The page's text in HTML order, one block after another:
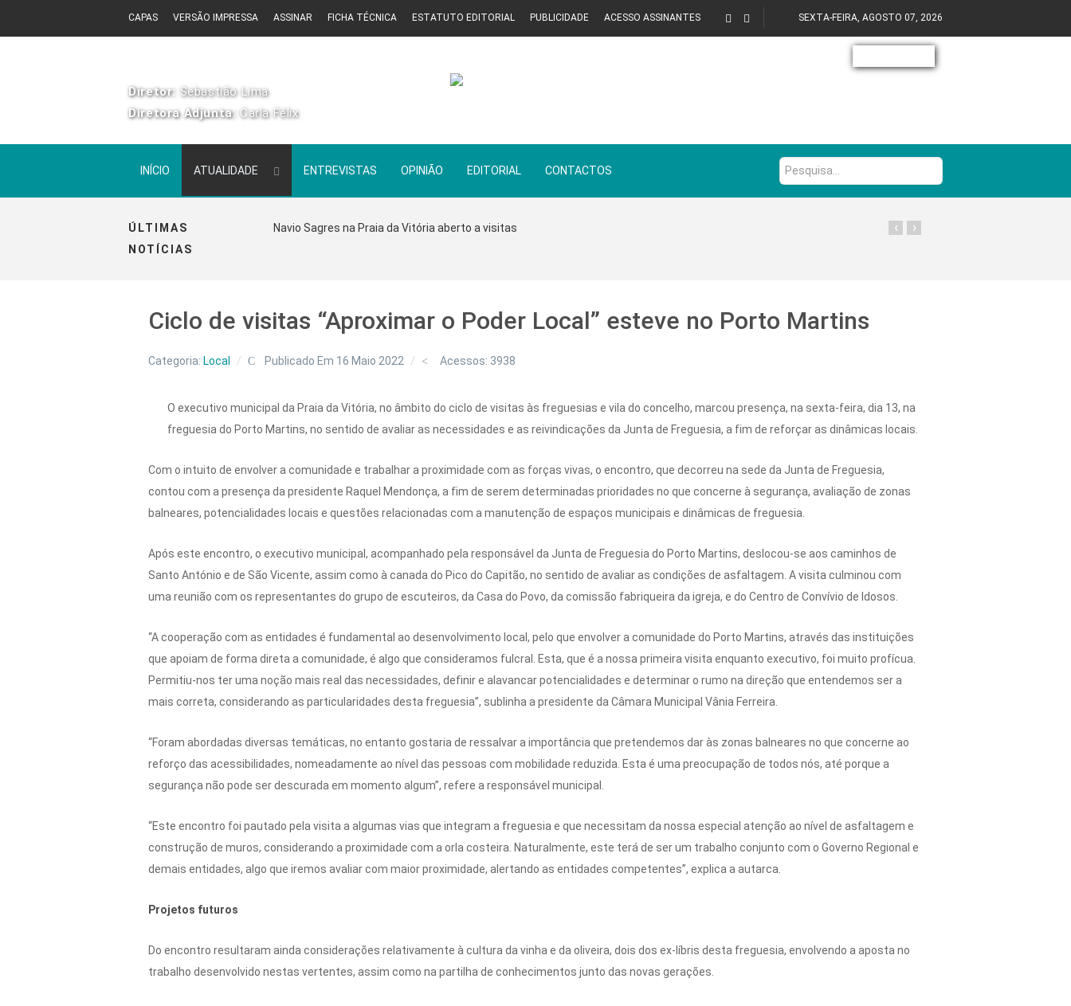
CAPAS VERSÃO IMPRESSA ASSINAR FICHA TÉCNICA ESTATUTO EDITORIAL PUBLICIDADE ACESSO ASSINANTES SEXTA-FEIRA, AGOSTO 07, 2026
Diretor: Sebastião Lima
Diretora Adjunta:Carla Félix
INÍCIO ATUALIDADE ENTREVISTAS OPINIÃO EDITORIAL CONTACTOS Pesquisa...
ÚLTIMAS
NOTÍCIAS
Navio Sagres na Praia da Vitória aberto a visitas ›
‹
Ciclo de visitas “Aproximar o Poder Local” esteve no Porto Martins
Categoria: Local Publicado Em 16 Maio 2022 Acessos: 3938
O executivo municipal da Praia da Vitória, no âmbito do ciclo de visitas às freguesias e vila do concelho, marcou presença, na sexta-feira, dia 13, na
freguesia do Porto Martins, no sentido de avaliar as necessidades e as reivindicações da Junta de Freguesia, a fim de reforçar as dinâmicas locais.
Com o intuito de envolver a comunidade e trabalhar a proximidade com as forças vivas, o encontro, que decorreu na sede da Junta de Freguesia,
contou com a presença da presidente Raquel Mendonça, a fim de serem determinadas prioridades no que concerne à segurança, avaliação de zonas
balneares, potencialidades locais e questões relacionadas com a manutenção de espaços municipais e dinâmicas de freguesia.
Após este encontro, o executivo municipal, acompanhado pela responsável da Junta de Freguesia do Porto Martins, deslocou-se aos caminhos de
Santo António e de São Vicente, assim como à canada do Pico do Capitão, no sentido de avaliar as condições de asfaltagem. A visita culminou com
uma reunião com os representantes do grupo de escuteiros, da Casa do Povo, da comissão fabriqueira da igreja, e do Centro de Convívio de Idosos.
“A cooperação com as entidades é fundamental ao desenvolvimento local, pelo que envolver a comunidade do Porto Martins, através das instituições
que apoiam de forma direta a comunidade, é algo que consideramos fulcral. Esta, que é a nossa primeira visita enquanto executivo, foi muito profícua.
Permitiu-nos ter uma noção mais real das necessidades, definir e alavancar potencialidades e determinar o rumo na direção que entendemos ser a
mais correta, considerando as particularidades desta freguesia”, sublinha a presidente da Câmara Municipal Vânia Ferreira.
“Foram abordadas diversas temáticas, no entanto gostaria de ressalvar a importância que pretendemos dar às zonas balneares no que concerne ao
reforço das acessibilidades, nomeadamente ao nível das pessoas com mobilidade reduzida. Esta é uma preocupação de todos nós, até porque a
segurança não pode ser descurada em momento algum”, refere a responsável municipal.
“Este encontro foi pautado pela visita a algumas vias que integram a freguesia e que necessitam da nossa especial atenção ao nível de asfaltagem e
construção de muros, considerando a proximidade com a orla costeira. Naturalmente, este terá de ser um trabalho conjunto com o Governo Regional e
demais entidades, algo que iremos avaliar com maior proximidade, alertando as entidades competentes”, explica a autarca.
Projetos futuros
Do encontro resultaram ainda considerações relativamente à cultura da vinha e da oliveira, dois dos ex-líbris desta freguesia, envolvendo a aposta no
trabalho desenvolvido nestas vertentes, assim como na partilha de conhecimentos junto das novas gerações.